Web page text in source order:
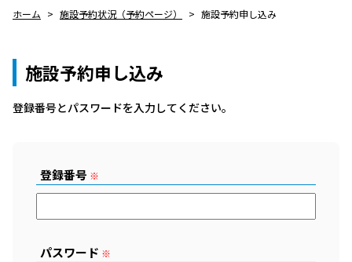
ホーム 施設予約状況（予約ページ） 施設予約申し込み
施設予約申し込み
登録番号とパスワードを⼊⼒してください。
登録番号 ※
パスワード ※